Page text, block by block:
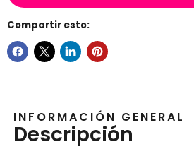
Compartir esto:
INFORMACIÓN GENERAL
Descripción